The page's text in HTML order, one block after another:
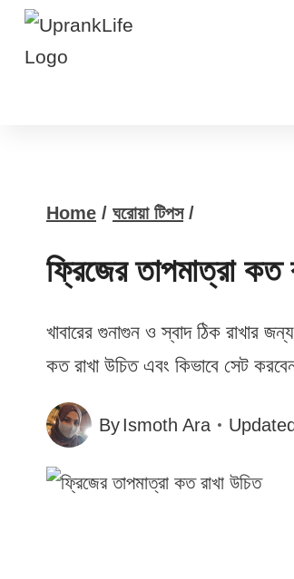
Skip
Home / ঘরোয়া টিপস /
ফ্রিজের তাপমাত্রা কত
খাবারের গুনাগুন ও স্বাদ ঠিক রাখার
কত রাখা উচিত এবং কিভাবে সেট
ByIsmoth Ara